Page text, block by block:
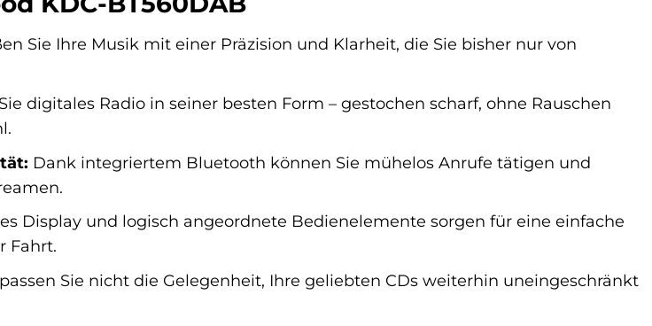
Sie Ihre Musik mit einer Präzision und Klarheit, die Sie bisher nur von
digitales Radio in seiner besten Form – gestochen scharf, ohne Rauschen
Dank integriertem Bluetooth können Sie mühelos Anrufe tätigen und
Display und logisch angeordnete Bedienelemente sorgen für eine einfache
Fahrt.
Sie nicht die Gelegenheit, Ihre geliebten CDs weiterhin uneingeschränkt